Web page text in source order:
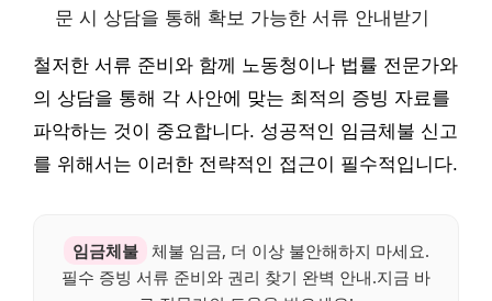
문 시 상담을 통해 확보 가능한 서류 안내받기
철저한 서류 준비와 함께 노동청이나 법률 전문가와
의 상담을 통해 각 사안에 맞는 최적의 증빙 자료를
파악하는 것이 중요합니다. 성공적인 임금체불 신고
를 위해서는 이러한 전략적인 접근이 필수적입니다.
임금체불
체불 임금, 더 이상 불안해하지 마세요.
필수 증빙 서류 준비와 권리 찾기 완벽 안내.지금 바